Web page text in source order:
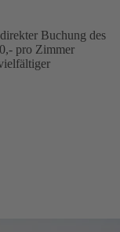
Buchung des
pro Zimmer